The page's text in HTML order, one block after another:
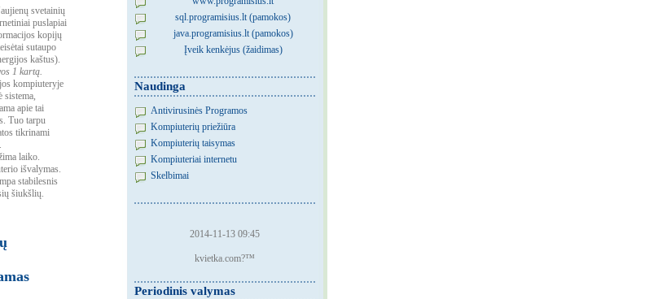
svetainių
puslapiai
kopijų
sutaupo
kaštus).
1 kartą.
kompiuteryje
sistema,
apie tai
Tuo tarpu
tikrinami
laiko.
išvalymas.
stabilesnis
šiukšlių.
sql.programisius.lt (pamokos)
java.programisius.lt (pamokos)
Įveik kenkėjus (žaidimas)
Naudinga
Antivirusinės Programos
Kompiuterių priežiūra
Kompiuterių taisymas
Kompiuteriai internetu
Skelbimai
2014-11-13 09:45
kvietka.com?™
Periodinis valymas